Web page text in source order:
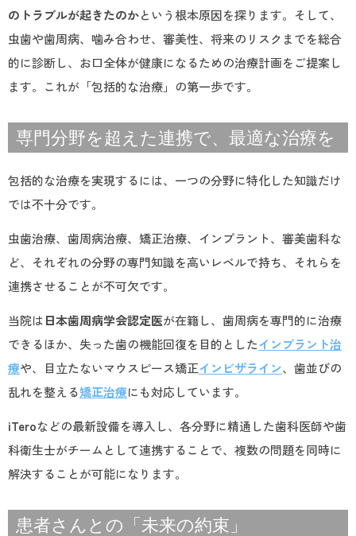
のトラブルが起きたのかという根本原因を探ります。そして、
虫歯や歯周病、噛み合わせ、審美性、将来のリスクまでを総合
的に診断し、お口全体が健康になるための治療計画をご提案し
ます。これが「包括的な治療」の第一歩です。
専門分野を超えた連携で、最適な治療を
包括的な治療を実現するには、一つの分野に特化した知識だけ
では不十分です。
虫歯治療、歯周病治療、矯正治療、インプラント、審美歯科な
ど、それぞれの分野の専門知識を高いレベルで持ち、それらを
連携させることが不可欠です。
当院は日本歯周病学会認定医が在籍し、歯周病を専門的に治療
できるほか、失った歯の機能回復を目的としたインプラント治
療や、目立たないマウスピース矯正インビザライン、歯並びの
乱れを整える矯正治療にも対応しています。
iTeroなどの最新設備を導入し、各分野に精通した歯科医師や歯
科衛生士がチームとして連携することで、複数の問題を同時に
解決することが可能になります。
患者さんとの「未来の約束」